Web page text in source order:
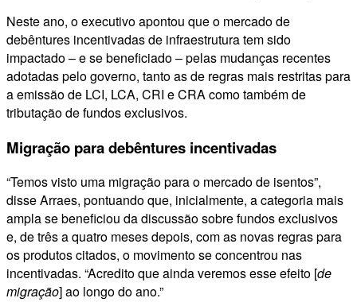
Neste ano, o executivo apontou que o mercado de
debêntures incentivadas de infraestrutura tem sido
impactado – e se beneficiado – pelas mudanças recentes
adotadas pelo governo, tanto as de regras mais restritas para
a emissão de LCI, LCA, CRI e CRA como também de
tributação de fundos exclusivos.
Migração para debêntures incentivadas
“Temos visto uma migração para o mercado de isentos”,
disse Arraes, pontuando que, inicialmente, a categoria mais
ampla se beneficiou da discussão sobre fundos exclusivos
e, de três a quatro meses depois, com as novas regras para
os produtos citados, o movimento se concentrou nas
incentivadas. “Acredito que ainda veremos esse efeito [de
migração] ao longo do ano.”